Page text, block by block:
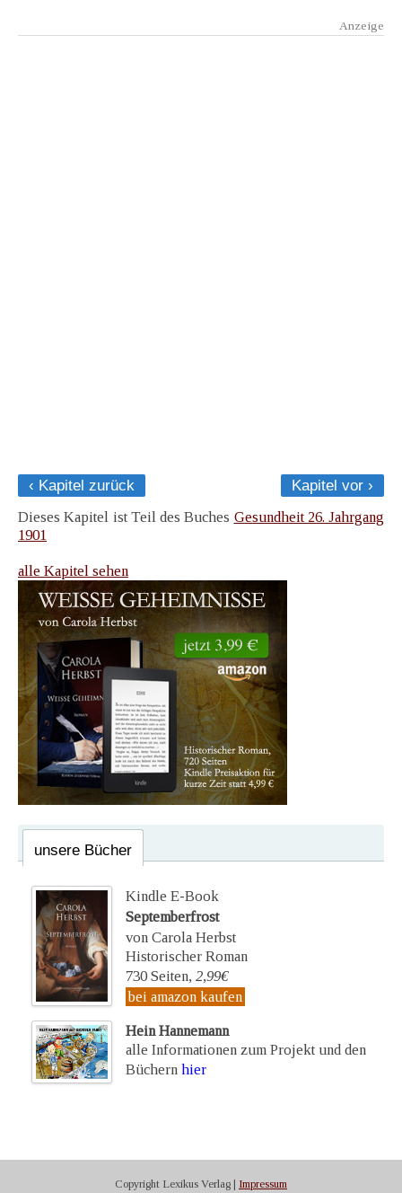
‹ Kapitel zurück
Kapitel vor ›
Dieses Kapitel ist Teil des Buches Gesundheit 26. Jahrgang
1901
alle Kapitel sehen
unsere Bücher
Kindle E-Book
Septemberfrost
von Carola Herbst
Historischer Roman
730 Seiten, 2,99€
bei amazon kaufen
Hein Hannemann
alle Informationen zum Projekt und den
Büchern hier
Copyright Lexikus Verlag | Impressum